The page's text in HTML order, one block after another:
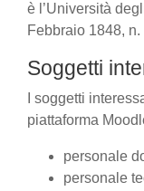
è l’Università
Febbraio 1848,
Soggetti
I soggetti
piattaforma
personale
personale